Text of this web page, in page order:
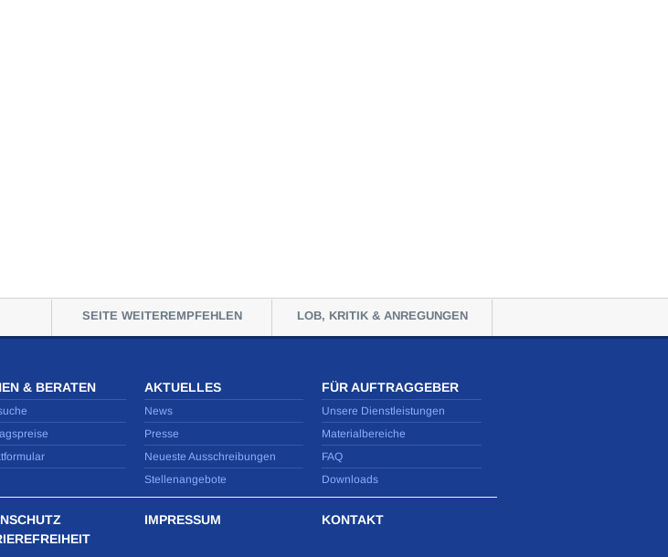
SEITE WEITEREMPFEHLEN LOB, KRITIK & ANREGUNGEN
& BERATEN AKTUELLES
News
Presse
Neueste Ausschreibungen
Stellenangebote
FÜR AUFTRAGGEBER
Unsere Dienstleistungen
Materialbereiche
FAQ
Downloads
IMPRESSUM KONTAKT